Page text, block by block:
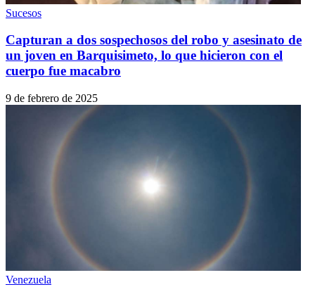
Sucesos
Capturan a dos sospechosos del robo y asesinato de
un joven en Barquisimeto, lo que hicieron con el
cuerpo fue macabro
9 de febrero de 2025
Venezuela